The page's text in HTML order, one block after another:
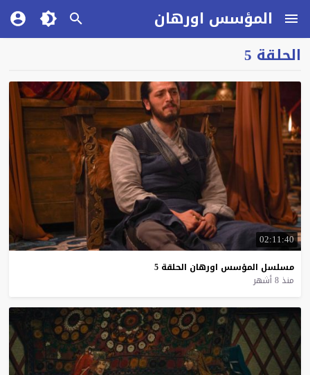
المؤسس اورهان
الحلقة 5
02:11:40
مسلسل المؤسس اورهان الحلقة 5
منذ 8 أشهر